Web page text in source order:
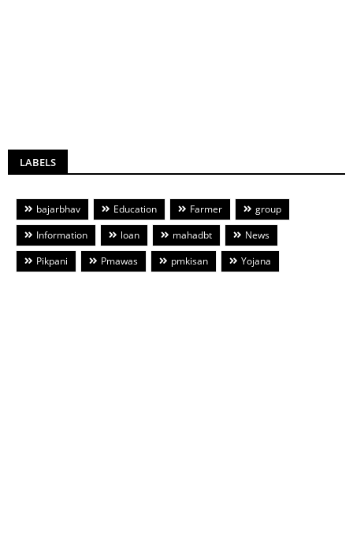
LABELS
bajarbhav Education Farmer
group
Information
loan mahadbt
News
Pikpani
Pmawas pmkisan Yojana